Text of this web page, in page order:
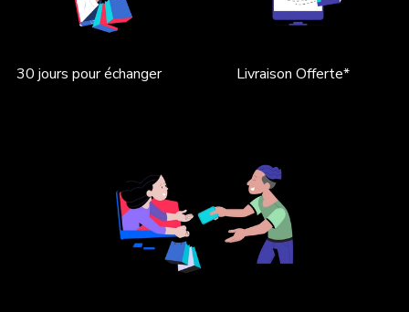
30 jours pour échanger Livraison Offerte*